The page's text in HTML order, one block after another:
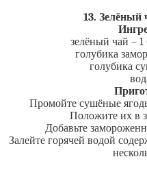
13. Зелёный
зелёный чай –
голубика
голубика
Промойте сушёные
Положите их в
Добавьте
Залейте горячей водой